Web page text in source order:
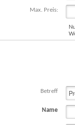
Max. Preis:
Betreff
Name